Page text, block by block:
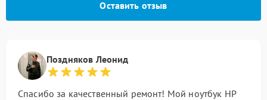
Оставить отзыв
Поздняков Леонид
Спасибо за качественный ремонт! Мой ноутбук HP